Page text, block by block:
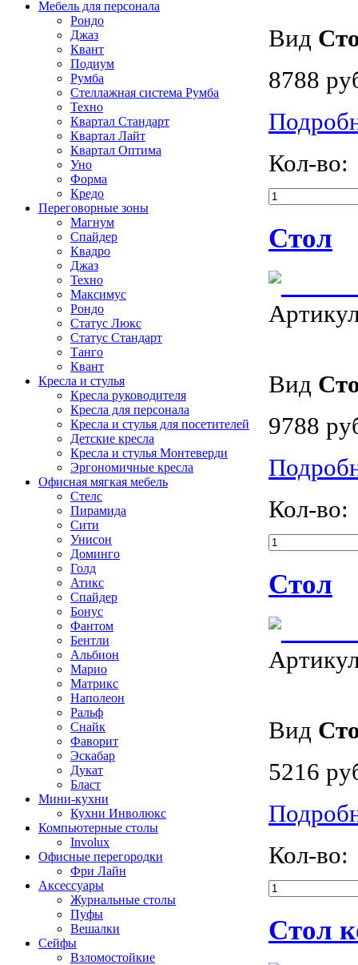
Мебель для персонала
Рондo
Джаз
Квант
Подиум
Румба
Стеллажная система Румба
Техно
Квартал Стандарт
Квартал Лайт
Квартал Оптима
Уно
Форма
Кредо
Переговорные зоны
Магнум
Спайдер
Квадро
Джаз
Техно
Максимус
Рондо
Статус Люкс
Статус Стандарт
Танго
Квант
Кресла и стулья
Кресла руководителя
Кресла для персонала
Кресла и стулья для посетителей
Детские кресла
Кресла и стулья Монтеверди
Эргономичные кресла
Офисная мягкая мебель
Стелс
Пирамида
Сити
Унисон
Доминго
Голд
Атикс
Спайдер
Бонус
Фантом
Бентли
Альбион
Марио
Матрикс
Наполеон
Ральф
Снайк
Фаворит
Эскабар
Дукат
Бласт
Мини-кухни
Кухни Инволюкс
Компьютерные столы
Involux
Офисные перегородки
Фри Лайн
Аксессуары
Журнальные столы
Пуфы
Bешалки
Сейфы
Взломостойкие
Вид
8788
Кол-во:
Стол
Вид
9788
Кол-во:
Стол
Вид
5216
Кол-во:
Стол